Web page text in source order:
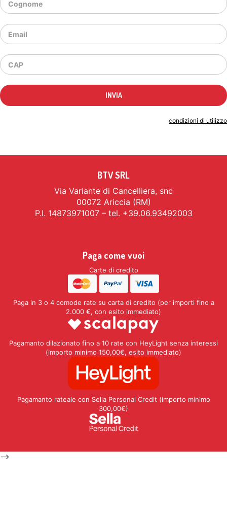
condizioni di utilizzo
BTV SRL
Via Variante di Cancelliera, snc
00072 Ariccia (RM)
P.I. 14873971007 – tel. +39.06.93492003
Paga come vuoi
Carte di credito
Paga in 3 o 4 comode rate su carta di credito (per importi fino a
2.000 €, con esito immediato)
Pagamanto dilazionato fino a 10 rate con HeyLight senza interessi
(importo minimo 150,00€, esito immediato)
Pagamanto rateale con Sella Personal Credit (importo minimo
300,00€)
-->